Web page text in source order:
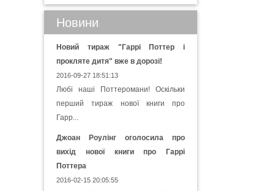
Новини
Новий тираж "Гаррі Поттер і
прокляте дитя" вже в дорозі!
2016-09-27 18:51:13
Любі наші Поттеромани! Оскільки
перший тираж нової книги про
Гарр...
Джоан Роулінг оголосила про
вихід нової книги про Гаррі
Поттера
2016-02-15 20:05:55